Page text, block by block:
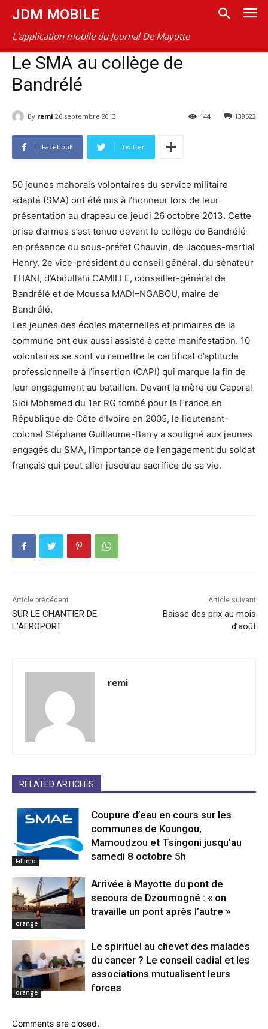
JDM MOBILE
L'application mobile du Journal De Mayotte
Le SMA au collège de
Bandrélé
By remi 26 septembre 2013 139522
144
Facebook Twitter
50 jeunes mahorais volontaires du service militaire
adapté (SMA) ont été mis à l’honneur lors de leur
présentation au drapeau ce jeudi 26 octobre 2013. Cette
prise d’armes s’est tenue devant le collège de Bandrélé
en présence du sous-préfet Chauvin, de Jacques-martial
Henry, 2e vice-président du conseil général, du sénateur
THANI, d’Abdullahi CAMILLE, conseiller-général de
Bandrélé et de Moussa MADI–NGABOU, maire de
Bandrélé.
Les jeunes des écoles maternelles et primaires de la
commune ont eux aussi assisté à cette manifestation. 10
volontaires se sont vu remettre le certificat d’aptitude
professionnelle à l’insertion (CAPI) qui marque la fin de
leur engagement au bataillon. Devant la mère du Caporal
Sidi Mohamed du 1er RG tombé pour la France en
République de Côte d’Ivoire en 2005, le lieutenant-
colonel Stéphane Guillaume-Barry a souligné aux jeunes
engagés du SMA, l’importance de l’engagement du soldat
français qui peut aller jusqu’au sacrifice de sa vie.
Article précédent
SUR LE CHANTIER DE
L’AEROPORT
Article suivant
Baisse des prix au mois
d’août
remi
RELATED ARTICLES
Fil info
Coupure d’eau en cours sur les
communes de Koungou,
Mamoudzou et Tsingoni jusqu’au
samedi 8 octobre 5h
orange
Arrivée à Mayotte du pont de
secours de Dzoumogné : « on
travaille un pont après l’autre »
orange
Le spirituel au chevet des malades
du cancer ? Le conseil cadial et les
associations mutualisent leurs
forces
Comments are closed.